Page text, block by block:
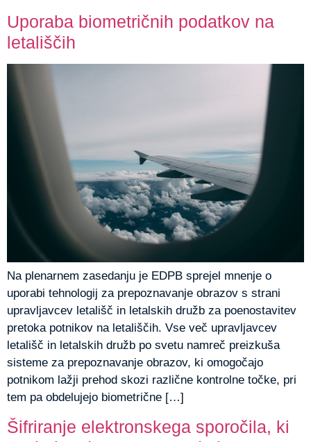
Uporaba biometričnih podatkov na
letališčih
Na plenarnem zasedanju je EDPB sprejel mnenje o
uporabi tehnologij za prepoznavanje obrazov s strani
upravljavcev letališč in letalskih družb za poenostavitev
pretoka potnikov na letališčih. Vse več upravljavcev
letališč in letalskih družb po svetu namreč preizkuša
sisteme za prepoznavanje obrazov, ki omogočajo
potnikom lažji prehod skozi različne kontrolne točke, pri
tem pa obdelujejo biometrične […]
Šifriranje elektronskega sporočila, ki